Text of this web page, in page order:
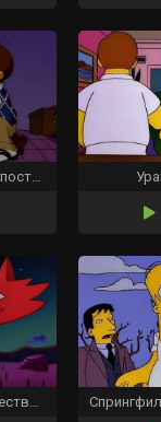
Свидание Лизы с глупостью
Таинственное путешествие Гомера